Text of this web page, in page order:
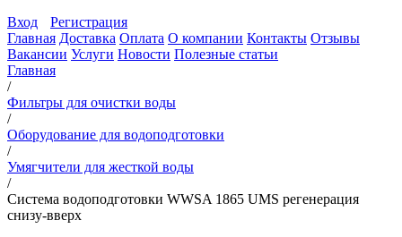
Вход
Регистрация
Главная Доставка Оплата О компании Контакты Отзывы
Вакансии Услуги Новости Полезные статьи
Главная
/
Фильтры для очистки воды
/
Оборудование для водоподготовки
/
Умягчители для жесткой воды
/
Система водоподготовки WWSA 1865 UMS регенерация
снизу-вверх